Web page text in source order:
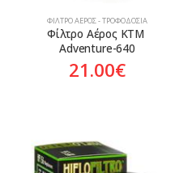
ΦΊΛΤΡΟ ΑΈΡΟΣ - ΤΡΟΦΟΔΟΣΊΑ
Φίλτρο Αέρος KTM
Adventure-640
21.00€